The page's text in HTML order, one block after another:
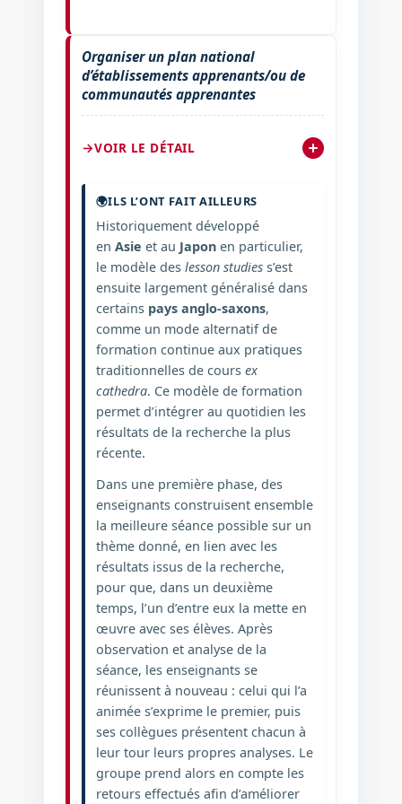
Organiser un plan national
d’établissements apprenants/ou de
communautés apprenantes
VOIR LE DÉTAIL
🌍ILS L’ONT FAIT AILLEURS
Historiquement développé
en Asie et au Japonen particulier,
le modèle des lesson studiess’est
ensuite largement généralisé dans
certains pays anglo-saxons,
comme un mode alternatif de
formation continue aux pratiques
traditionnelles de cours ex
cathedra. Ce modèle de formation
permet d’intégrer au quotidien les
résultats de la recherche la plus
récente.
Dans une première phase, des
enseignants construisent ensemble
la meilleure séance possible sur un
thème donné, en lien avec les
résultats issus de la recherche,
pour que, dans un deuxième
temps, l’un d’entre eux la mette en
œuvre avec ses élèves. Après
observation et analyse de la
séance, les enseignants se
réunissent à nouveau : celui qui l’a
animée s’exprime le premier, puis
ses collègues présentent chacun à
leur tour leurs propres analyses. Le
groupe prend alors en compte les
retours effectués afin d’améliorer